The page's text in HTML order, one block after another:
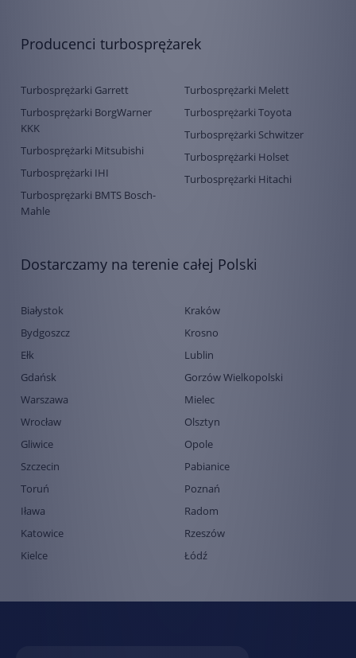
Producenci turbosprężarek
Turbosprężarki Garrett
Turbosprężarki BorgWarner
KKK
Turbosprężarki Mitsubishi
Turbosprężarki IHI
Turbosprężarki BMTS Bosch-
Mahle
Turbosprężarki Melett
Turbosprężarki Toyota
Turbosprężarki Schwitzer
Turbosprężarki Holset
Turbosprężarki Hitachi
Dostarczamy na terenie całej Polski
Białystok
Bydgoszcz
Ełk
Gdańsk
Warszawa
Wrocław
Gliwice
Szczecin
Toruń
Iława
Katowice
Kielce
Kraków
Krosno
Lublin
Gorzów Wielkopolski
Mielec
Olsztyn
Opole
Pabianice
Poznań
Radom
Rzeszów
Łódź